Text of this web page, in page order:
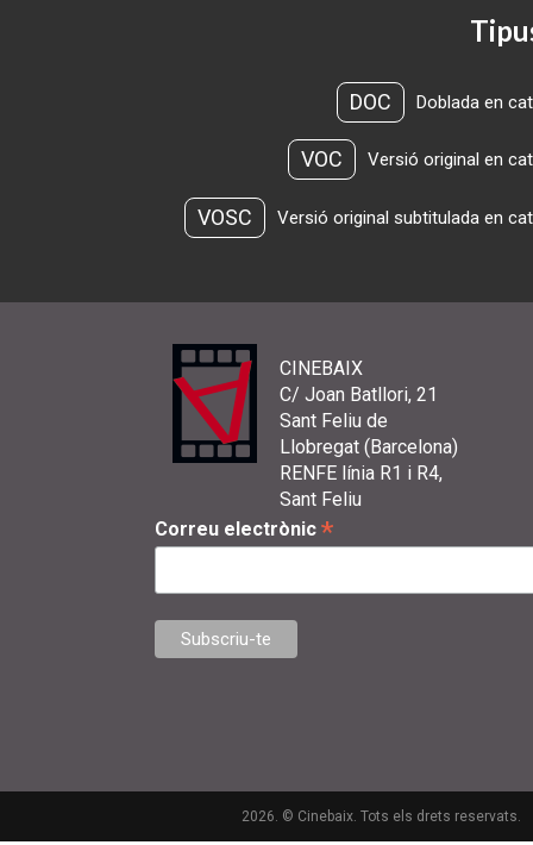
DOC Doblada en
VOC Versió original en
VOSC Versió original subtitulada en
CINEBAIX
C/ Joan Batllori, 21
Sant Feliu de
Llobregat (Barcelona)
RENFE línia R1 i R4,
Sant Feliu
Correu electrònic *
2026. © Cinebaix. Tots els drets reservats.